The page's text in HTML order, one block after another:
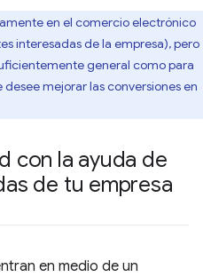
en el comercio electrónico
interesadas de la empresa), pero
general como para
mejorar las conversiones en
con la ayuda de
de tu empresa
en medio de un